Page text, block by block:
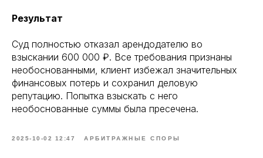
Результат
Суд полностью отказал арендодателю во
взыскании 600 000 ₽. Все требования признаны
необоснованными, клиент избежал значительных
финансовых потерь и сохранил деловую
репутацию. Попытка взыскать с него
необоснованные суммы была пресечена.
2025-10-02 12:47 АРБИТРАЖНЫЕ СПОРЫ